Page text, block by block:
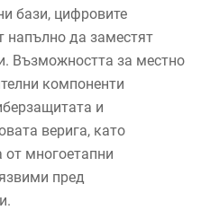
бази, цифровите
напълно да заместят
Възможността за местно
компоненти
и
верига, като
многоетапни
пред